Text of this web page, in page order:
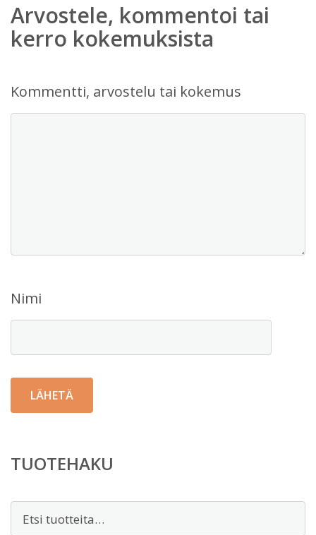
Arvostele, kommentoi tai
kerro kokemuksista
Kommentti, arvostelu tai kokemus
Nimi
TUOTEHAKU